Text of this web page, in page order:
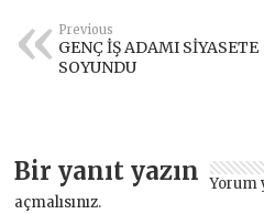
Previous
GENÇ İŞ ADAMI SİYASETE
SOYUNDU
Bir yanıt yazın Yorum
açmalısınız.